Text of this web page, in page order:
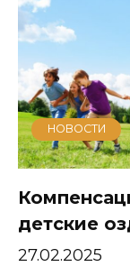
НОВОСТИ
детские
27.02.2025